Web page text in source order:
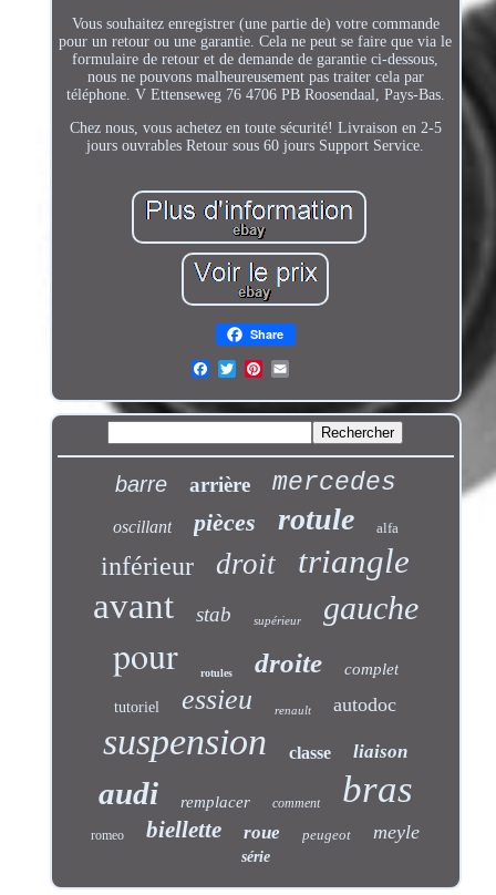
Vous souhaitez enregistrer (une partie de) votre commande
pour un retour ou une garantie. Cela ne peut se faire que via le
formulaire de retour et de demande de garantie ci-dessous,
nous ne pouvons malheureusement pas traiter cela par
téléphone. V Ettenseweg 76 4706 PB Roosendaal, Pays-Bas.
Chez nous, vous achetez en toute sécurité! Livraison en 2-5
jours ouvrables Retour sous 60 jours Support Service.
Share
barre arrière mercedes
oscillant pièces rotule alfa
inférieur droit triangle
avant stab supérieur gauche
pour rotules droite complet
tutoriel essieu renault autodoc
suspension classe liaison
audi remplacer comment bras
romeo biellette roue peugeot meyle
série